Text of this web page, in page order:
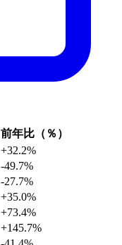
前年比（％）
+32.2%
-49.7%
-27.7%
+35.0%
+73.4%
+145.7%